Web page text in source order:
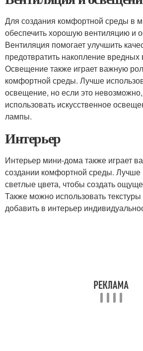
Для создания комфортной среды в
обеспечить хорошую вентиляцию и
Вентиляция помогает улучшить
предотвратить накопление вредных
Освещение также играет важную
комфортной среды. Лучше
освещение, но если это
использовать искусственное
лампы.
Интерьер
Интерьер мини-дома также играет
создании комфортной среды. Лучше
светлые цвета, чтобы создать
Также можно использовать
добавить в интерьер